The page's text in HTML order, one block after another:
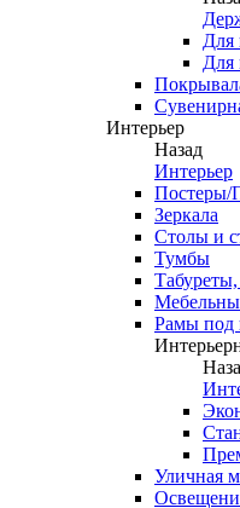
Для
Для
Интерьер
Назад
Интерьер
Постеры/
Зеркала
Столы и
Тумбы
Рамы под
Уличная